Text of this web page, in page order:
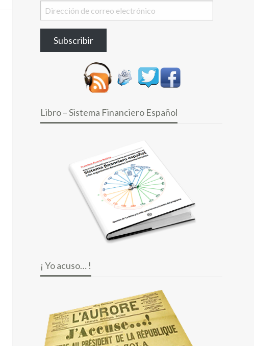
Dirección
de
electrónico
Subscribir
Libro – Sistema Financiero Español
¡ Yo acuso… !